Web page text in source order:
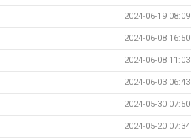
2024-06-19 08:09
2024-06-08 16:50
2024-06-08 11:03
2024-06-03 06:43
2024-05-30 07:50
2024-05-20 07:34